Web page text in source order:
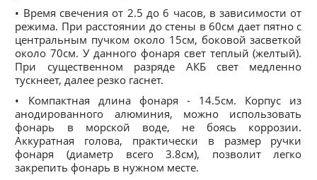
• Время свечения от 2.5 до 6 часов, в зависимости от
режима. При расстоянии до стены в 60см дает пятно с
центральным пучком около 15см, боковой засветкой
около 70см. У данного фонаря свет теплый (желтый).
При существенном разряде АКБ свет медленно
тускнеет, далее резко гаснет.
• Компактная длина фонаря - 14.5см. Корпус из
анодированного алюминия, можно использовать
фонарь в морской воде, не боясь коррозии.
Аккуратная голова, практически в размер ручки
фонаря (диаметр всего 3.8см), позволит легко
закрепить фонарь в нужном месте.